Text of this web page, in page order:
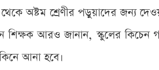
অষ্টম শ্রেণীর পড়ুয়াদের জন্য
আরও জানান, স্কুলের কিচেন
আনা হবে।